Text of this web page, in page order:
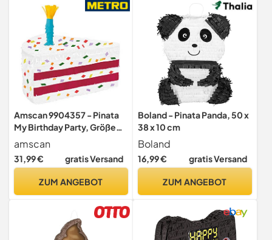
Amscan 9904357 - Pinata
My Birthday Party, Größe
Papier, befüllbar mit
kleinen Geschenken oder
Kindergeburtstag,
amscan
31,99 € gratis Versand
ZUM ANGEBOT
Boland - Pinata Panda, 50 x
38 x 10 cm
Boland
16,99 € gratis Versand
ZUM ANGEBOT